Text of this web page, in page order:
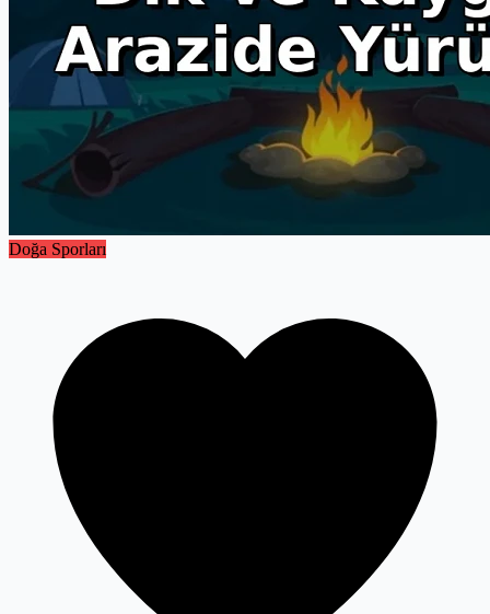
Doğa Sporları